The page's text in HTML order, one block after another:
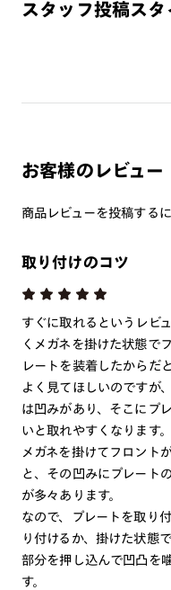
※保証対象外
製品を近づけないで下さい
※本製品を使用中に見え
※薄暮または夜間時にお
で下さい。
※本製品はプレート着脱
あたる場合や、衝撃・振
能性があるため、ご使用
※かける時、外す時は両
とプレートが外れる恐れ
※テンプルの開閉はプレ
※高温の場所で使用・保
※金属のような硬いもの
て下さい。
※本製品はフレームと合
プレート単独ではお使い
※専用フレーム以外での
スタッフ投稿スタ
お客様のレビュー
商品レビューを投稿する
取り付けのコツ
すぐに取れるというレビ
くメガネを掛けた状態で
レートを装着したからだ
よく見てほしいのですが
は凹みがあり、そこにプ
いと取れやすくなります。
メガネを掛けてフロント
と、その凹みにプレート
が多々あります。
なので、プレートを取り
り付けるか、掛けた状態
部分を押し込んで凹凸を
す。